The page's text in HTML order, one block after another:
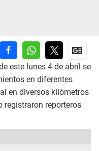
este lunes 4 de abril se
en diferentes
en diversos kilómetros
registraron reporteros